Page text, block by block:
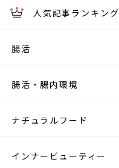
人気記事ランキング
腸活
腸活・腸内環境
ナチュラルフード
インナービューティー